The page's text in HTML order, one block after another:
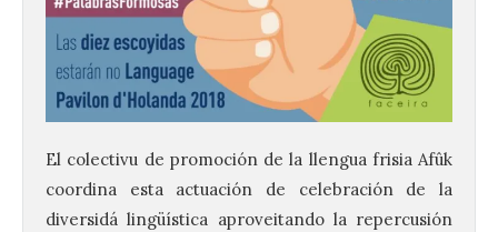
El colectivu de promoción de la llengua frisia Afûk
coordina esta actuación de celebración de la
diversidá lingüística aproveitando la repercusión